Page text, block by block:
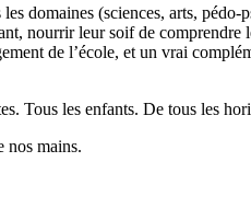
domaines (sciences, arts,
nourrir leur soif de
de l’école, et un vrai
Tous les enfants. De tous les
nos mains.